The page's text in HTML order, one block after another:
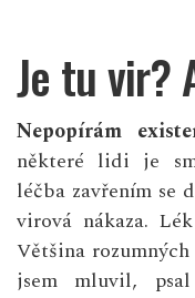
Je tu vir?
Nepopírám
některé lidi je
léčba zavřením se
virová nákaza.
Většina
jsem mluvil,